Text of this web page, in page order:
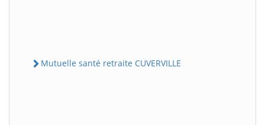
Mutuelle santé retraite CUVERVILLE